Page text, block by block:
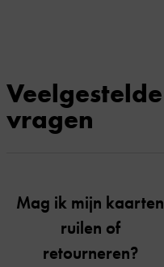
Veelgestelde
vragen
Mag ik mijn kaarten
ruilen of
retourneren?